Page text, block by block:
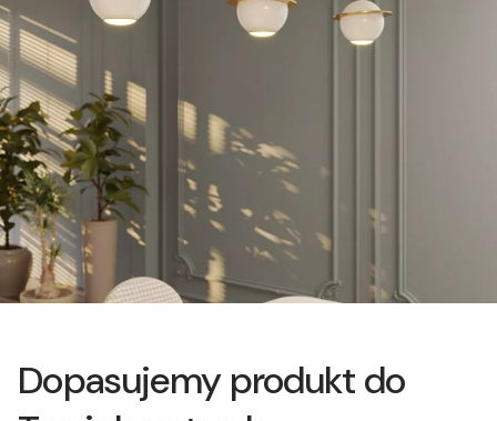
Dopasujemy produkt do